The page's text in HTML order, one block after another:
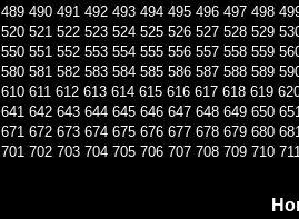
489 490 491 492 493 494 495 496 497 498
520 521 522 523 524 525 526 527 528 529
550 551 552 553 554 555 556 557 558 559
580 581 582 583 584 585 586 587 588 589
610 611 612 613 614 615 616 617 618 619
641 642 643 644 645 646 647 648 649 650
671 672 673 674 675 676 677 678 679 680
701 702 703 704 705 706 707 708 709 710